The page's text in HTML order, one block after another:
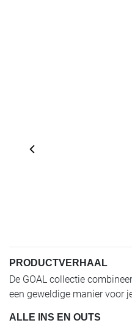
PRODUCTVERHAAL
De GOAL collectie
een geweldige manier voor
ALLE INS EN OUTS